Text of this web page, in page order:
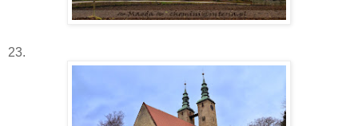
23.